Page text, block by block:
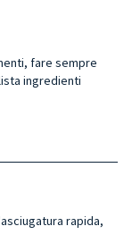
fare sempre
ingredienti
rapida,